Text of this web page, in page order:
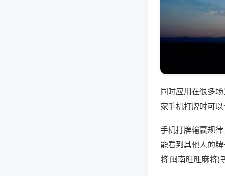
同时应用在很多
家手机打牌时可
手机打牌输赢规
能看到其他人的
将,闽南旺旺麻将)